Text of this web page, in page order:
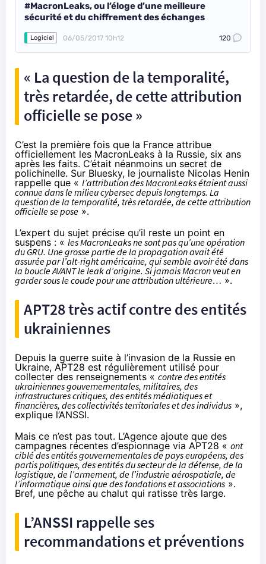
#MacronLeaks, ou l’éloge d’une meilleure
sécurité et du chiffrement des échanges
Logiciel 06/05/2017 10h12 120
« La question de la temporalité,
très retardée, de cette attribution
officielle se pose »
C’est la première fois que la France attribue
officiellement les MacronLeaks à la Russie, six ans
après les faits. C’était néanmoins un secret de
polichinelle. Sur Bluesky, le journaliste Nicolas Henin
rappelle que « l’attribution des MacronLeaks étaient aussi
connue dans le milieu cybersec depuis longtemps. La
question de la temporalité, très retardée, de cette attribution
officielle se pose ».
L’expert du sujet précise qu’il reste un point en
suspens : « les MacronLeaks ne sont pas qu’une opération
du GRU. Une grosse partie de la propagation avait été
assurée par l’alt-right américaine, qui semble avoir été dans
la boucle AVANT le leak d’origine. Si jamais Macron veut en
garder sous le coude pour une attribution ultérieure… ».
APT28 très actif contre des entités
ukrainiennes
Depuis la guerre suite à l’invasion de la Russie en
Ukraine, APT28 est régulièrement utilisé pour
collecter des renseignements « contre des entités
ukrainiennes gouvernementales, militaires, des
infrastructures critiques, des entités médiatiques et
financières, des collectivités territoriales et des individus »,
explique l’ANSSI.
Mais ce n’est pas tout. L’Agence ajoute que des
campagnes récentes d’espionnage via APT28 « ont
ciblé des entités gouvernementales de pays européens, des
partis politiques, des entités du secteur de la défense, de la
logistique, de l’armement, de l’industrie aérospatiale, de
l’informatique ainsi que des fondations et associations ».
Bref, une pêche au chalut qui ratisse très large.
L’ANSSI rappelle ses
recommandations et préventions